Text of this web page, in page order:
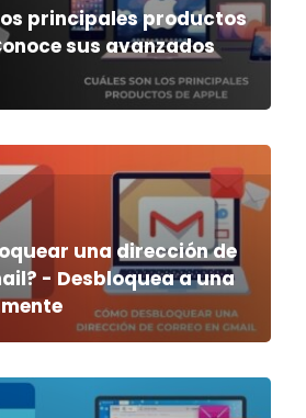
principales productos
sus avanzados
una dirección de
- Desbloquea a una